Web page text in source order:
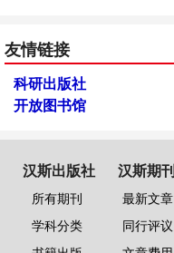
友情链接
科研出版社
开放图书馆
汉斯出版社
所有期刊
学科分类
汉斯期刊
最新文章
同行评议